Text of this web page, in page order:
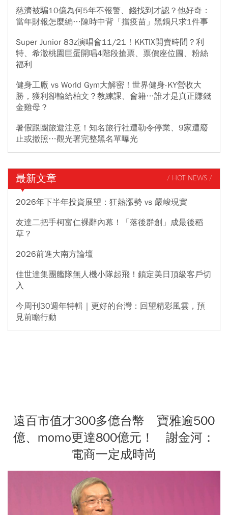
慈濟被騙10億為何5年不報警、錢找到才認？他好奇：
當年財報怎麼編…陳時中背「擋疫苗」黑鍋只求1件事
Super Junior 83z演唱會11/21！KKTIX開賣時間？利
特、希澈桃園巨蛋開唱4階段搶票、票價座位圖、粉絲
福利
健身工廠 vs World Gym大解密！世界健身-KY營收大
勝，獲利卻輸給柏文？教練課、會籍…誰才是真正賺錢
金雞母？
暑假跟團旅遊注意！知名旅行社遭勒令停業、9家遭廢
止或撤照…觀光署完整黑名單曝光
最新文章 / HOT NEWS /
2026年下半年投資展望：狂熱漲勢 vs 嚴峻現實
友達二把手柯富仁裸辭內幕！「落後群創」成最後稻
草？
2026前進大南方論壇
佳世達集團艦隊無人機小隊起飛！鎖定美日頂級客戶切
入
今周刊30週年特輯｜更好的台灣：回望精彩風雲，預
見前瞻行動
遠百市值才300多億台幣 寶雅逾500
億、momo更達800億元！ 謝金河：
電商一定成時尚